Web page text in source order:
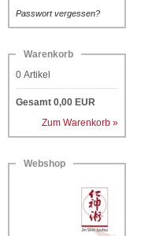
Passwort vergessen?
Warenkorb
0 Artikel
Gesamt 0,00 EUR
Zum Warenkorb »
Webshop